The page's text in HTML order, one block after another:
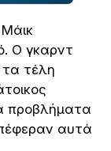
Ο γκαρντ
τα τέλη
προβλήματα
αυτά